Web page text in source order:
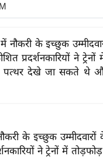
नौकरी के इच्छुक
प्रदर्शनकारियों ने
देखे जा सकते थे और
के इच्छुक
ने ट्रेनों में